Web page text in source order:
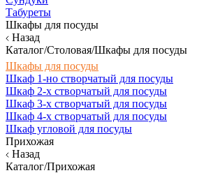
Табуреты
Шкафы для посуды
Назад
Каталог/Столовая/Шкафы для посуды
Шкафы для посуды
Шкаф 1-но створчатый для посуды
Шкаф 2-х створчатый для посуды
Шкаф 3-х створчатый для посуды
Шкаф 4-х створчатый для посуды
Шкаф угловой для посуды
Прихожая
Назад
Каталог/Прихожая